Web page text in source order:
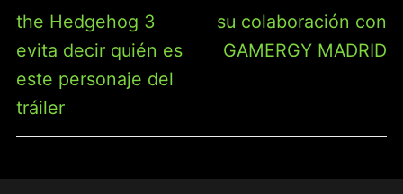
anterior:
the Hedgehog 3
evita decir quién es
este personaje del
tráiler
siguiente:
su colaboración con
GAMERGY MADRID